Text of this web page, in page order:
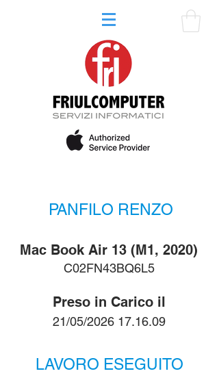
PANFILO RENZO
C02FN43BQ6L5
Mac Book Air 13 (M1, 2020)
Preso in Carico il
21/05/2026 17.16.09
LAVORO ESEGUITO